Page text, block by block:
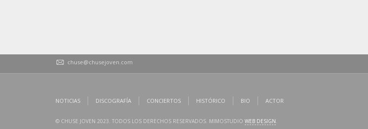
chuse@chusejoven.com
NOTICIAS DISCOGRAFÍA CONCIERTOS HISTÓRICO BIO ACTOR
© CHUSE JOVEN 2023. TODOS LOS DERECHOS RESERVADOS. MIMOSTUDIO WEB DESIGN.